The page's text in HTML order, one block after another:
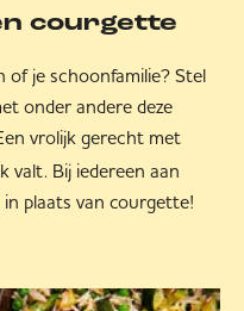
courgette
of je schoonfamilie? Stel
onder andere deze
vrolijk gerecht met
valt. Bij iedereen aan
plaats van courgette!